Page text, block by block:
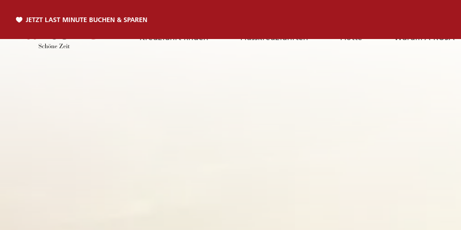
JETZT LAST MINUTE BUCHEN & SPAREN
Kreuzfahrt finden Flusskreuzfahrten Flotte Warum A-ROSA